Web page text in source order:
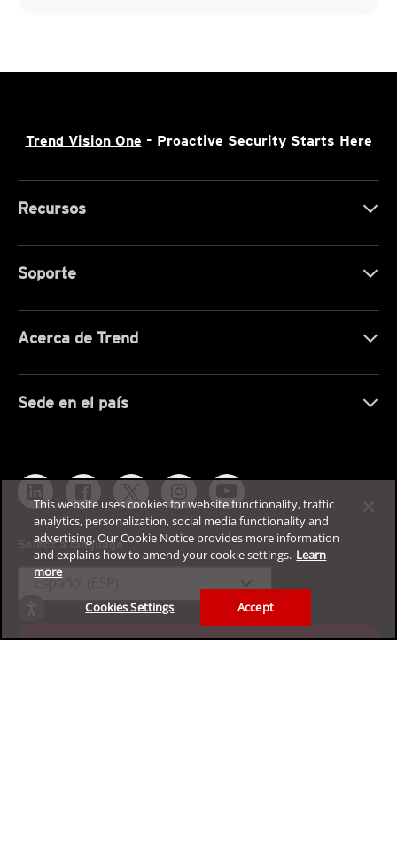
Trend Vision One - Proactive Security Starts Here
Recursos
Soporte
Acerca de Trend
Sede en el país
Select a language
Español (ESP) expand_more
This website uses cookies for website functionality, traffic
analytics, personalization, social media functionality and
advertising. Our Cookie Notice provides more information
and explains how to amend your cookie settings. Learn
more
Cookies Settings Accept